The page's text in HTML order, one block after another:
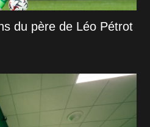
du père de Léo Pétrot